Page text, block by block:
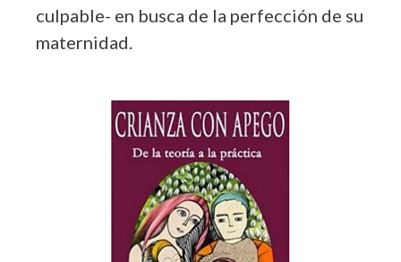
culpable- en busca de la perfección de su
maternidad.